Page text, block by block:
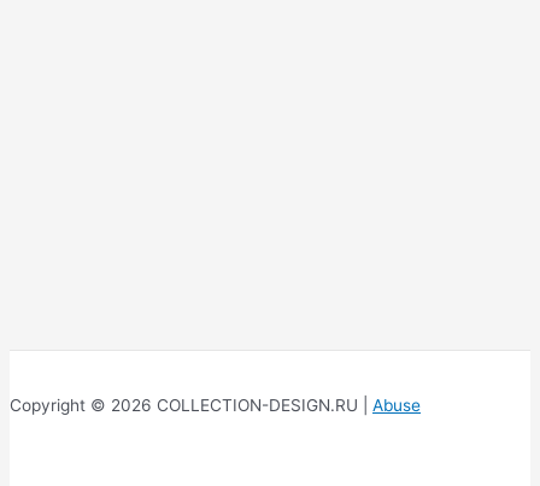
Copyright © 2026 COLLECTION-DESIGN.RU | Abuse